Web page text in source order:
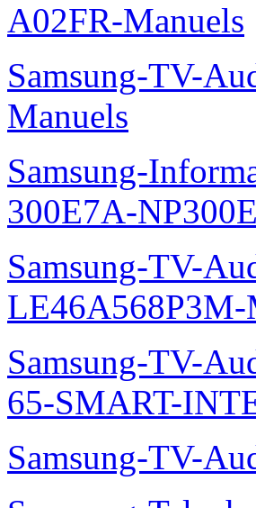
A02FR-Manuels
Samsung-TV-
Manuels
Samsung-
300E7A-
Samsung-TV-
LE46A568P3M-
Samsung-TV-
65-SMART-
Samsung-TV-